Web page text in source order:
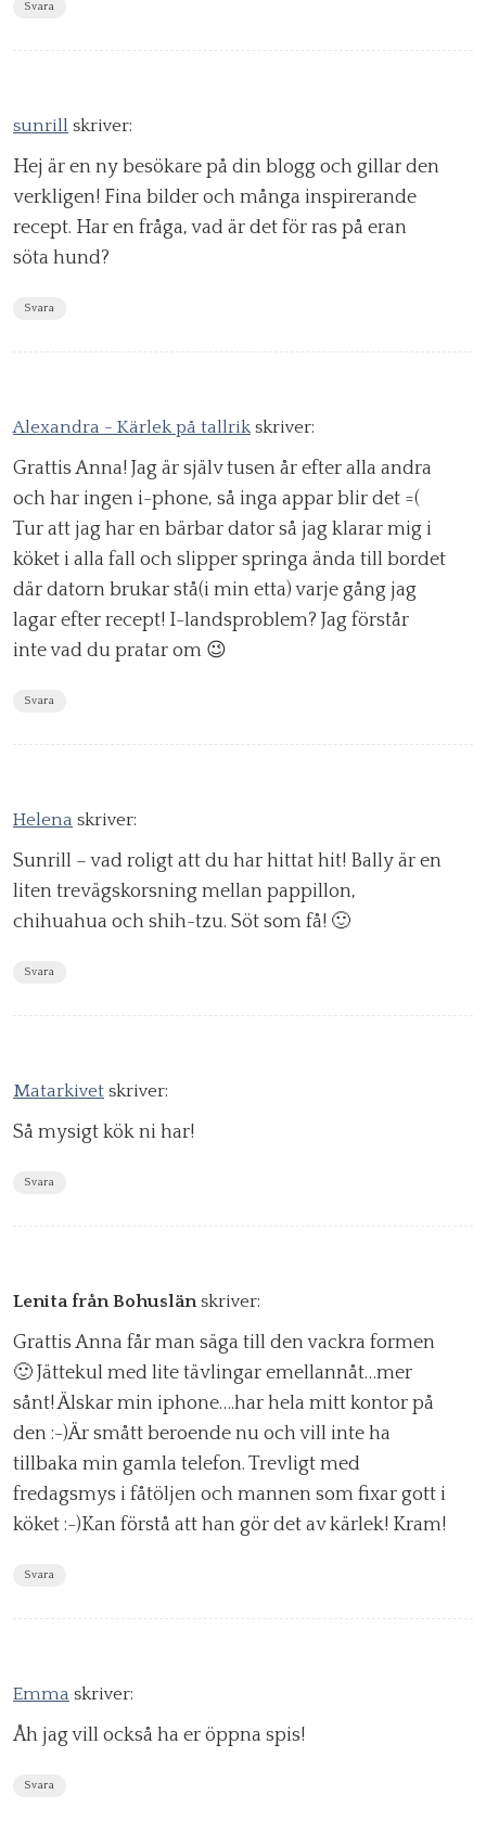
Svara
sunrill skriver:
Hej är en ny besökare på din blogg och gillar den
verkligen! Fina bilder och många inspirerande
recept. Har en fråga, vad är det för ras på eran
söta hund?
Svara
Alexandra - Kärlek på tallrik skriver:
Grattis Anna! Jag är själv tusen år efter alla andra
och har ingen i-phone, så inga appar blir det =(
Tur att jag har en bärbar dator så jag klarar mig i
köket i alla fall och slipper springa ända till bordet
där datorn brukar stå(i min etta) varje gång jag
lagar efter recept! I-landsproblem? Jag förstår
inte vad du pratar om 😉
Svara
Helena skriver:
Sunrill – vad roligt att du har hittat hit! Bally är en
liten trevägskorsning mellan pappillon,
chihuahua och shih-tzu. Söt som få! 🙂
Svara
Matarkivet skriver:
Så mysigt kök ni har!
Svara
Lenita från Bohuslän skriver:
Grattis Anna får man säga till den vackra formen
🙂 Jättekul med lite tävlingar emellannåt…mer
sånt! Älskar min iphone….har hela mitt kontor på
den :-)Är smått beroende nu och vill inte ha
tillbaka min gamla telefon. Trevligt med
fredagsmys i fåtöljen och mannen som fixar gott i
köket :-)Kan förstå att han gör det av kärlek! Kram!
Svara
Emma skriver:
Åh jag vill också ha er öppna spis!
Svara